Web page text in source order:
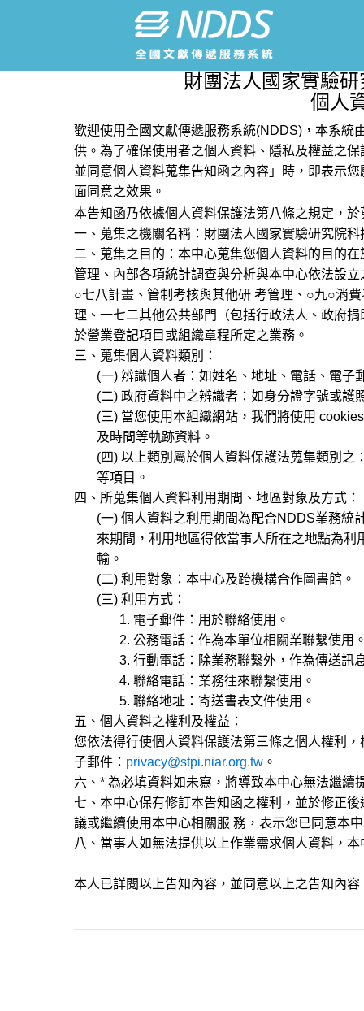
財團法人國家實驗
個人
歡迎使用全國文獻傳遞服務系統(NDDS)，本系統
供。為了確保使用者之個人資料、隱私及權益之
並同意個人資料蒐集告知函之內容」時，即表示
面同意之效果。
本告知函乃依據個人資料保護法第八條之規定，
一、蒐集之機關名稱：財團法人國家實驗研究院
二、蒐集之目的：本中心蒐集您個人資料的目的
管理、內部各項統計調查與分析與本中心依法設
○七八計畫、管制考核與其他研 考管理、○九○消
理、一七二其他公共部門（包括行政法人、政府
於營業登記項目或組織章程所定之業務。
三、蒐集個人資料類別：
(一) 辨識個人者：如姓名、地址、電話、電子
(二) 政府資料中之辨識者：如身分證字號或護
(三) 當您使用本組織網站，我們將使用 cookies
及時間等軌跡資料。
(四) 以上類別屬於個人資料保護法蒐集類別之
等項目。
四、所蒐集個人資料利用期間、地區對象及方式：
(一) 個人資料之利用期間為配合NDDS業務統
來期間，利用地區得依當事人所在之地點為利
輸。
(二) 利用對象：本中心及跨機構合作圖書館。
(三) 利用方式：
1. 電子郵件：用於聯絡使用。
2. 公務電話：作為本單位相關業聯繫使用
3. 行動電話：除業務聯繫外，作為傳送訊
4. 聯絡電話：業務往來聯繫使用。
5. 聯絡地址：寄送書表文件使用。
五、個人資料之權利及權益：
您依法得行使個人資料保護法第三條之個人權利
子郵件： privacy@stpi.niar.org.tw 。
六、* 為必填資料如未寫，將導致本中心無法繼續
七、本中心保有修訂本告知函之權利，並於修正
議或繼續使用本中心相關服 務，表示您已同意本
八、當事人如無法提供以上作業需求個人資料，
本人已詳閱以上告知內容，並同意以上之告知內容